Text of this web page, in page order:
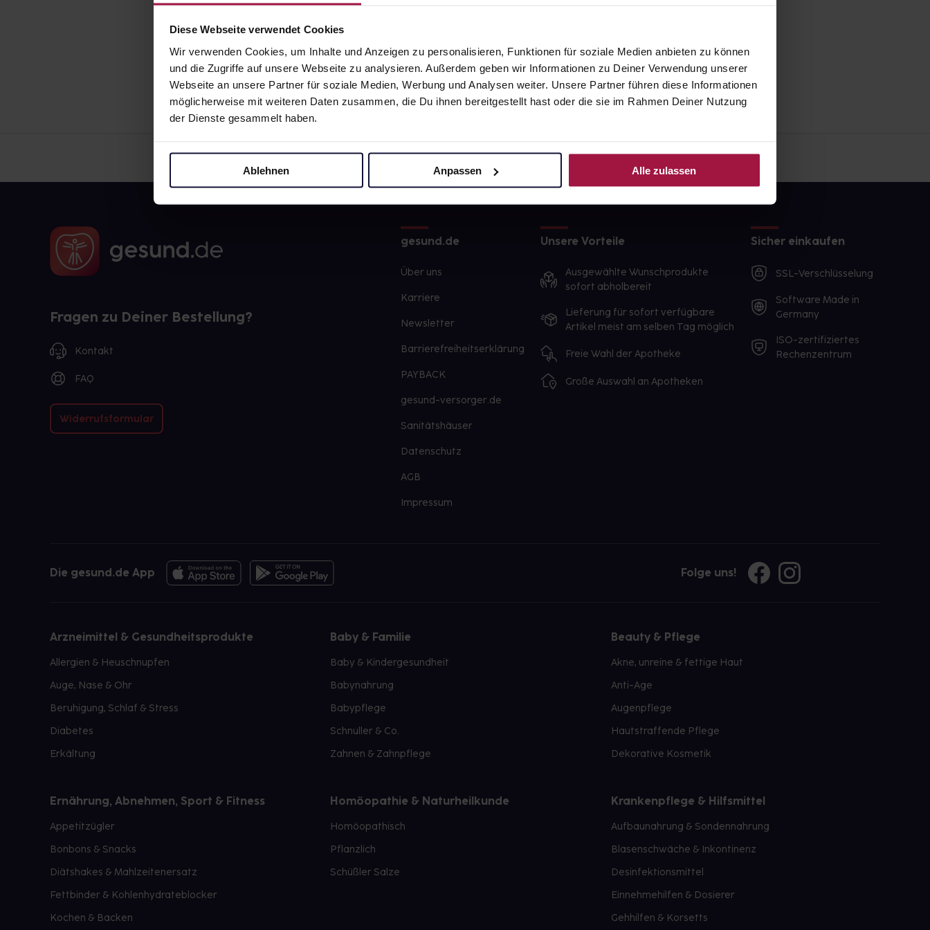
Diese Webseite verwendet Cookies
Wir verwenden Cookies, um Inhalte und Anzeigen zu personalisieren, Funktionen für soziale Medien anbieten zu können
und die Zugriffe auf unsere Webseite zu analysieren. Außerdem geben wir Informationen zu Deiner Verwendung unserer
Webseite an unsere Partner für soziale Medien, Werbung und Analysen weiter. Unsere Partner führen diese Informationen
möglicherweise mit weiteren Daten zusammen, die Du ihnen bereitgestellt hast oder die sie im Rahmen Deiner Nutzung
der Dienste gesammelt haben.
Ablehnen Anpassen Alle zulassen
Fragen zu Deiner Bestellung?
Kontakt
FAQ
Widerrufsformular
gesund.de
Über uns
Karriere
Newsletter
Barrierefreiheitserklärung
PAYBACK
gesund-versorger.de
Sanitätshäuser
Datenschutz
AGB
Impressum
Unsere Vorteile
Ausgewählte Wunschprodukte
sofort abholbereit
Lieferung für sofort verfügbare
Artikel meist am selben Tag möglich
Freie Wahl der Apotheke
Große Auswahl an Apotheken
Sicher einkaufen
SSL-Verschlüsselung
Software Made in
Germany
ISO-zertifiziertes
Rechenzentrum
Die gesund.de App Folge uns!
Arzneimittel & Gesundheitsprodukte
Allergien & Heuschnupfen
Auge, Nase & Ohr
Beruhigung, Schlaf & Stress
Diabetes
Erkältung
Baby & Familie
Baby & Kindergesundheit
Babynahrung
Babypflege
Schnuller & Co.
Zahnen & Zahnpflege
Beauty & Pflege
Akne, unreine & fettige Haut
Anti-Age
Augenpflege
Hautstraffende Pflege
Dekorative Kosmetik
Ernährung, Abnehmen, Sport & Fitness
Appetitzügler
Bonbons & Snacks
Diätshakes & Mahlzeitenersatz
Fettbinder & Kohlenhydrateblocker
Kochen & Backen
Homöopathie & Naturheilkunde
Homöopathisch
Pflanzlich
Schüßler Salze
Krankenpflege & Hilfsmittel
Aufbaunahrung & Sondennahrung
Blasenschwäche & Inkontinenz
Desinfektionsmittel
Einnehmehilfen & Dosierer
Gehhilfen & Korsetts